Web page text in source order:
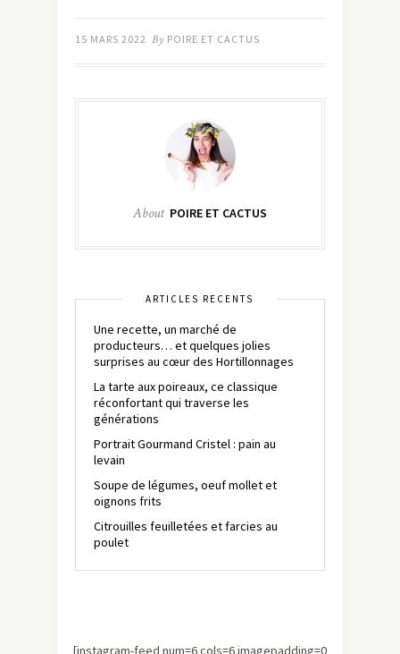
15 MARS 2022 By POIRE ET CACTUS
About POIRE ET CACTUS
ARTICLES RÉCENTS
Une recette, un marché de
producteurs… et quelques jolies
surprises au cœur des Hortillonnages
La tarte aux poireaux, ce classique
réconfortant qui traverse les
générations
Portrait Gourmand Cristel : pain au
levain
Soupe de légumes, oeuf mollet et
oignons frits
Citrouilles feuilletées et farcies au
poulet
[instagram-feed num=6 cols=6 imagepadding=0